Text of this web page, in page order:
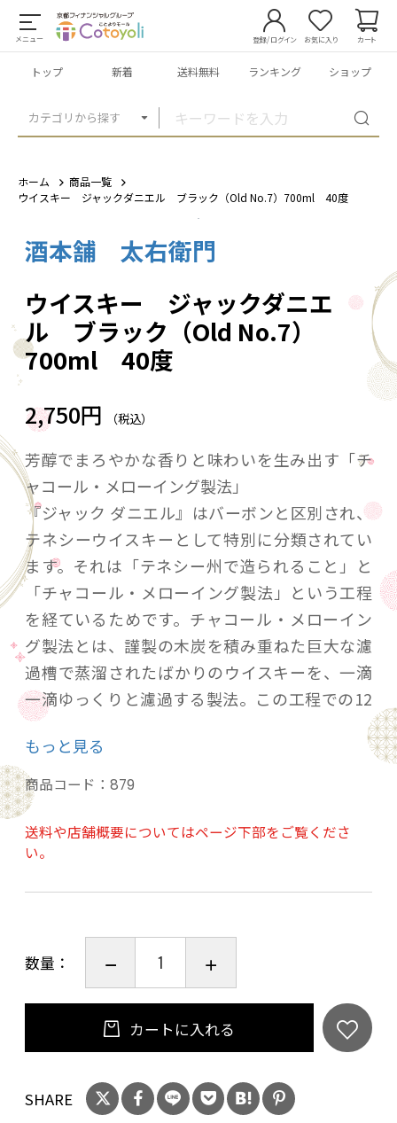
メニュー
カテゴリから探す
登録/ログイン お気に入り カート
トップ 新着 送料無料 ランキング ショップ
ホーム
商品一覧
ウイスキー ジャックダニエル ブラック（Old No.7）700ml 40度
酒本舗 太右衛門
ウイスキー ジャックダニエ
ル ブラック（Old No.7）
700ml 40度
2,750円 （税込）
芳醇でまろやかな香りと味わいを生み出す「チ
ャコール・メローイング製法」
『ジャック ダニエル』はバーボンと区別され、
テネシーウイスキーとして特別に分類されてい
ます。それは「テネシー州で造られること」と
「チャコール・メローイング製法」という工程
を経ているためです。チャコール・メローイン
グ製法とは、謹製の木炭を積み重ねた巨大な濾
過槽で蒸溜されたばかりのウイスキーを、一滴
一滴ゆっくりと濾過する製法。この工程での12
日間で、ゆっくりとまろやかな独特の香りと味
わいを身に付けるのです。
特徴：熟成樽由来のバニラ、キャラメル等の良
い香りと、まろやかでバランスのとれた味わい
ンスの良い香り
色：充分に熟成された琥珀色
味わい：まろやかでバランスの取れた味わい、
オーク樽のほのかな風味、スムースでドライな
20歳未満の飲酒は法律で禁止されています。当
もっと見る
商品コード： 879
送料や店舗概要についてはページ下部をご覧くださ
い。
数量：
カートに入れる
SHARE